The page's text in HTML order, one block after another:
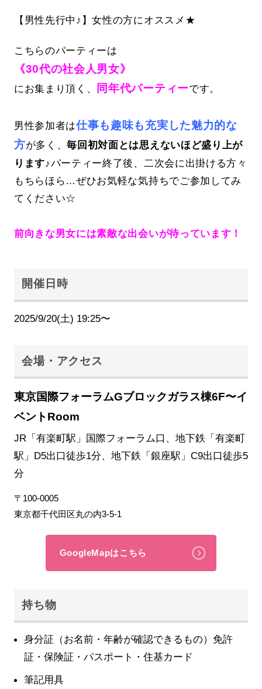
【男性先行中♪】女性の方にオススメ★
こちらのパーティーは
《30代の社会人男女》
にお集まり頂く、 同年代パーティーです。
男性参加者は仕事も趣味も充実した魅力的な
方が多く、毎回初対面とは思えないほど盛り上が
ります♪パーティー終了後、二次会に出掛ける方々
もちらほら…ぜひお気軽な気持ちでご参加してみ
てください☆
前向きな男女には素敵な出会いが待っています！
開催日時
2025/9/20(土) 19:25〜
会場・アクセス
東京国際フォーラムGブロックガラス棟6F〜イ
ベントRoom
JR「有楽町駅」国際フォーラム口、地下鉄「有楽町
駅」D5出口徒歩1分、地下鉄「銀座駅」C9出口徒歩5
分
〒100-0005
東京都千代田区丸の内3-5-1
GoogleMapはこちら
持ち物
身分証（お名前・年齢が確認できるもの）免許
証・保険証・パスポート・住基カード
筆記用具